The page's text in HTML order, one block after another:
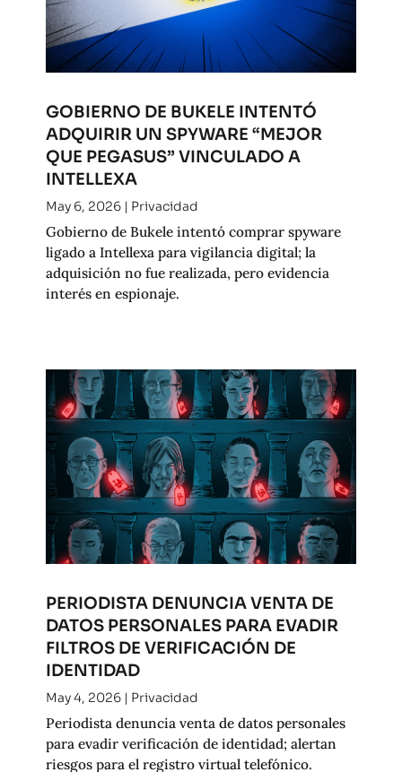
GOBIERNO DE BUKELE INTENTÓ
ADQUIRIR UN SPYWARE “MEJOR
QUE PEGASUS” VINCULADO A
INTELLEXA
May 6, 2026| Privacidad
Gobierno de Bukele intentó comprar spyware
ligado a Intellexa para vigilancia digital; la
adquisición no fue realizada, pero evidencia
interés en espionaje.
PERIODISTA DENUNCIA VENTA DE
DATOS PERSONALES PARA EVADIR
FILTROS DE VERIFICACIÓN DE
IDENTIDAD
May 4, 2026| Privacidad
Periodista denuncia venta de datos personales
para evadir verificación de identidad; alertan
riesgos para el registro virtual telefónico.